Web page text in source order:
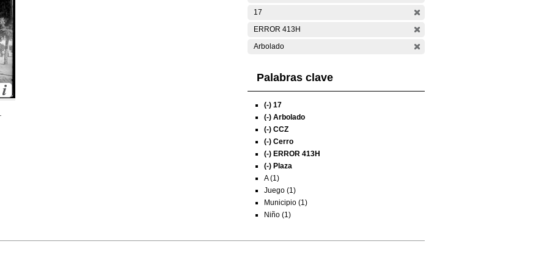
17
ERROR 413H
Arbolado
Palabras clave
(-) 17
(-) Arbolado
(-) CCZ
(-) Cerro
(-) ERROR 413H
(-) Plaza
A (1)
Juego (1)
Municipio (1)
Niño (1)